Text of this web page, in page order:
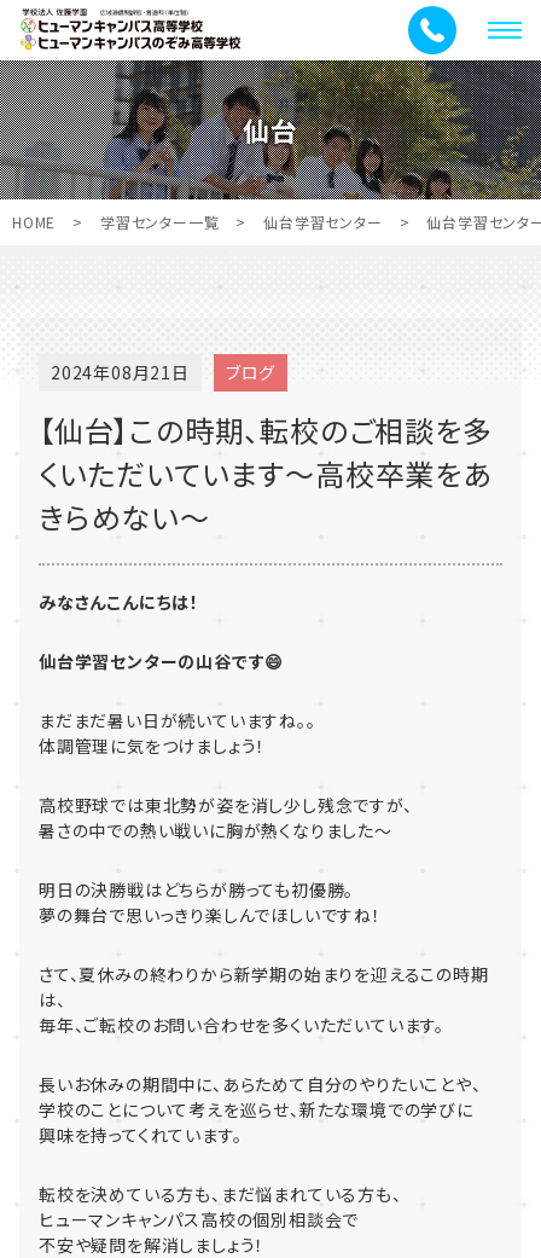
メ
ニ
ュ
ー
仙台
HOME > 学習センター一覧 > 仙台学習センター > 仙台学習センタ
2024年08月21日 ブログ
【仙台】この時期、転校のご相談を多
くいただいています～高校卒業をあ
きらめない～
みなさんこんにちは！
仙台学習センターの山谷です😄
まだまだ暑い日が続いていますね。。
体調管理に気をつけましょう！
高校野球では東北勢が姿を消し少し残念ですが、
暑さの中での熱い戦いに胸が熱くなりました～
明日の決勝戦はどちらが勝っても初優勝。
夢の舞台で思いっきり楽しんでほしいですね！
さて、夏休みの終わりから新学期の始まりを迎えるこの時期
は、
毎年、ご転校のお問い合わせを多くいただいています。
長いお休みの期間中に、あらためて自分のやりたいことや、
学校のことについて考えを巡らせ、新たな環境での学びに
興味を持ってくれています。
転校を決めている方も、まだ悩まれている方も、
ヒューマンキャンパス高校の個別相談会で
不安や疑問を解消しましょう！